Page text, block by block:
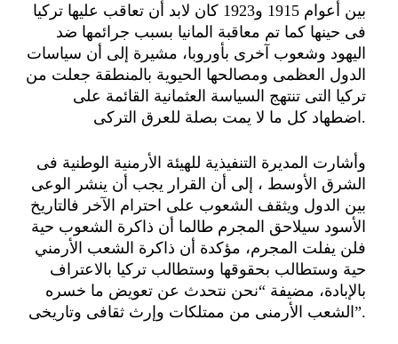
بين أعوام 1915 و1923 كان لابد أن تعاقب عليها تركيا
فى حينها كما تم معاقبة المانيا بسبب جرائمها ضد
اليهود وشعوب آخرى بأوروبا، مشيرة إلى أن سياسات
الدول العظمى ومصالحها الحيوية بالمنطقة جعلت من
تركيا التى تنتهج السياسة العثمانية القائمة على
اضطهاد كل ما لا يمت بصلة للعرق التركى.
وأشارت المديرة التنفيذية للهيئة الأرمنية الوطنية فى
الشرق الأوسط ، إلى أن القرار يجب أن ينشر الوعى
بين الدول ويثقف الشعوب على احترام الآخر فالتاريخ
الأسود سيلاحق المجرم طالما أن ذاكرة الشعوب حية
فلن يفلت المجرم، مؤكدة أن ذاكرة الشعب الأرمني
حية وستطالب بحقوقها وستطالب تركيا بالاعتراف
بالإبادة، مضيفة “نحن نتحدث عن تعويض ما خسره
الشعب الأرمنى من ممتلكات وإرث ثقافى وتاريخى”.